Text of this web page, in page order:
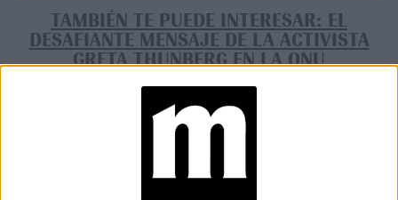
TAMBIÉN TE PUEDE INTERESAR: EL
DESAFIANTE MENSAJE DE LA ACTIVISTA
GRETA THUNBERG EN LA ONU
Además del músico, que hace años viene trabajando para
conversación pública. el documental cuenta con